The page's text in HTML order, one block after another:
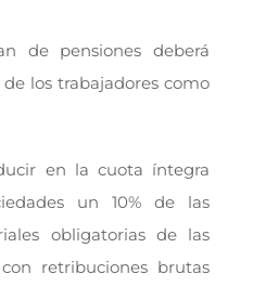
de pensiones deberá
los trabajadores como
en la cuota íntegra
un 10% de las
obligatorias de las
retribuciones brutas